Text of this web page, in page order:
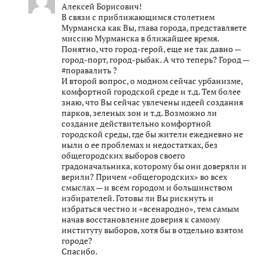
Алексей Борисович!
В связи с приближающимся столетием
Мурманска как Вы, глава города, представляете
миссию Мурманска в ближайшее время.
Понятно, что город-герой, еще не так давно —
город-порт, город-рыбак. А что теперь? Город —
#поравалить ?
И второй вопрос, о модном сейчас урбанизме,
комфортной городской среде и т.д. Тем более
знаю, что Вы сейчас увлечены идеей создания
парков, зеленых зон и т.д. Возможно ли
создание действительно комфортной
городской среды, где бы жители ежедневно не
ныли о ее проблемах и недостатках, без
общегородских выборов своего
градоначальника, которому бы они доверяли и
верили? Причем «общегородских» во всех
смыслах — и всем городом и большинством
избирателей. Готовы ли Вы рискнуть и
избраться честно и «всенародно», тем самым
начав восстановление доверия к самому
институту выборов, хотя бы в отдельно взятом
городе?
Спасибо.